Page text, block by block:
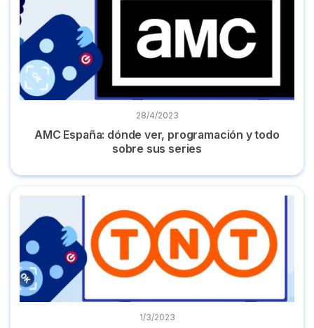
28/4/2023
AMC España: dónde ver, programación y todo
sobre sus series
Canal TNT España: dónde ver, programación, series y en
1/3/2023